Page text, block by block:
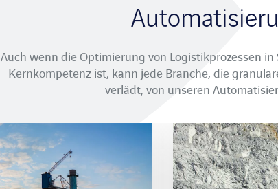
Auch wenn die Optimierung von Logistikprozessen
Kernkompetenz ist, kann jede Branche, die
verlädt, von unseren